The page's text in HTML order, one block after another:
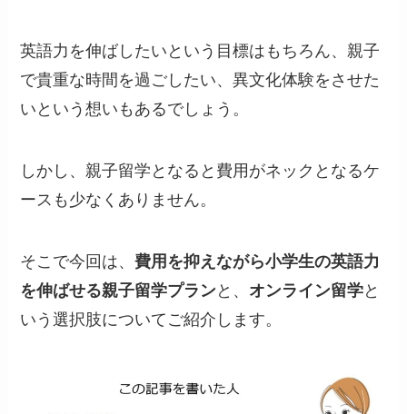
英語力を伸ばしたいという目標はもちろん、親子
で貴重な時間を過ごしたい、異文化体験をさせた
いという想いもあるでしょう。
しかし、親子留学となると費用がネックとなるケ
ースも少なくありません。
そこで今回は、費用を抑えながら小学生の英語力
を伸ばせる親子留学プランと、 オンライン留学と
いう選択肢についてご紹介します。